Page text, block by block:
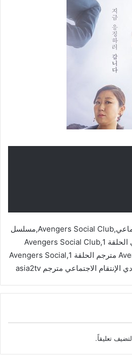
مسلسل نادي الإنتقام الاجتماعي,Avengers Social Club,مسلسل
نادي الإنتقام الاجتماعي الحلقة 1,Avengers Social Club
مترجم,Avengers Social Club مترجم الحلقة 1,Avengers Social
لتضيف تعليقاً.